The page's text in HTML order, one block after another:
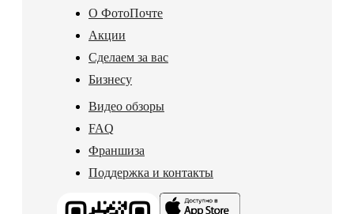
О ФотоПочте
Акции
Сделаем за вас
Бизнесу
Видео обзоры
FAQ
Франшиза
Поддержка и контакты